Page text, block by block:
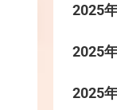
2025
2025
2025